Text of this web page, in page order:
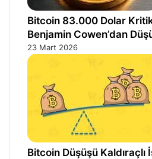
Bitcoin 83.000 Dolar
Benjamin Cowen’dan
23 Mart 2026
Bitcoin Düşüşü Kaldıraçlı